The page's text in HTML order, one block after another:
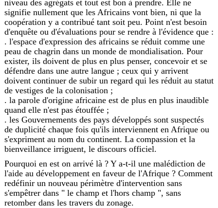
niveau des agrégats et tout est bon à prendre. Elle ne
signifie nullement que les Africains vont bien, ni que la
coopération y a contribué tant soit peu. Point n'est besoin
d'enquête ou d'évaluations pour se rendre à l'évidence que :
. l'espace d'expression des africains se réduit comme une
peau de chagrin dans un monde de mondialisation. Pour
exister, ils doivent de plus en plus penser, concevoir et se
défendre dans une autre langue ; ceux qui y arrivent
doivent continuer de subir un regard qui les réduit au statut
de vestiges de la colonisation ;
. la parole d'origine africaine est de plus en plus inaudible
quand elle n'est pas étouffée ;
. les Gouvernements des pays développés sont suspectés
de duplicité chaque fois qu'ils interviennent en Afrique ou
s'expriment au nom du continent. La compassion et la
bienveillance irriguent, le discours officiel.
Pourquoi en est on arrivé là ? Y a-t-il une malédiction de
l'aide au développement en faveur de l'Afrique ? Comment
redéfinir un nouveau périmètre d'intervention sans
s'empêtrer dans " le champ et l'hors champ ", sans
retomber dans les travers du zonage.